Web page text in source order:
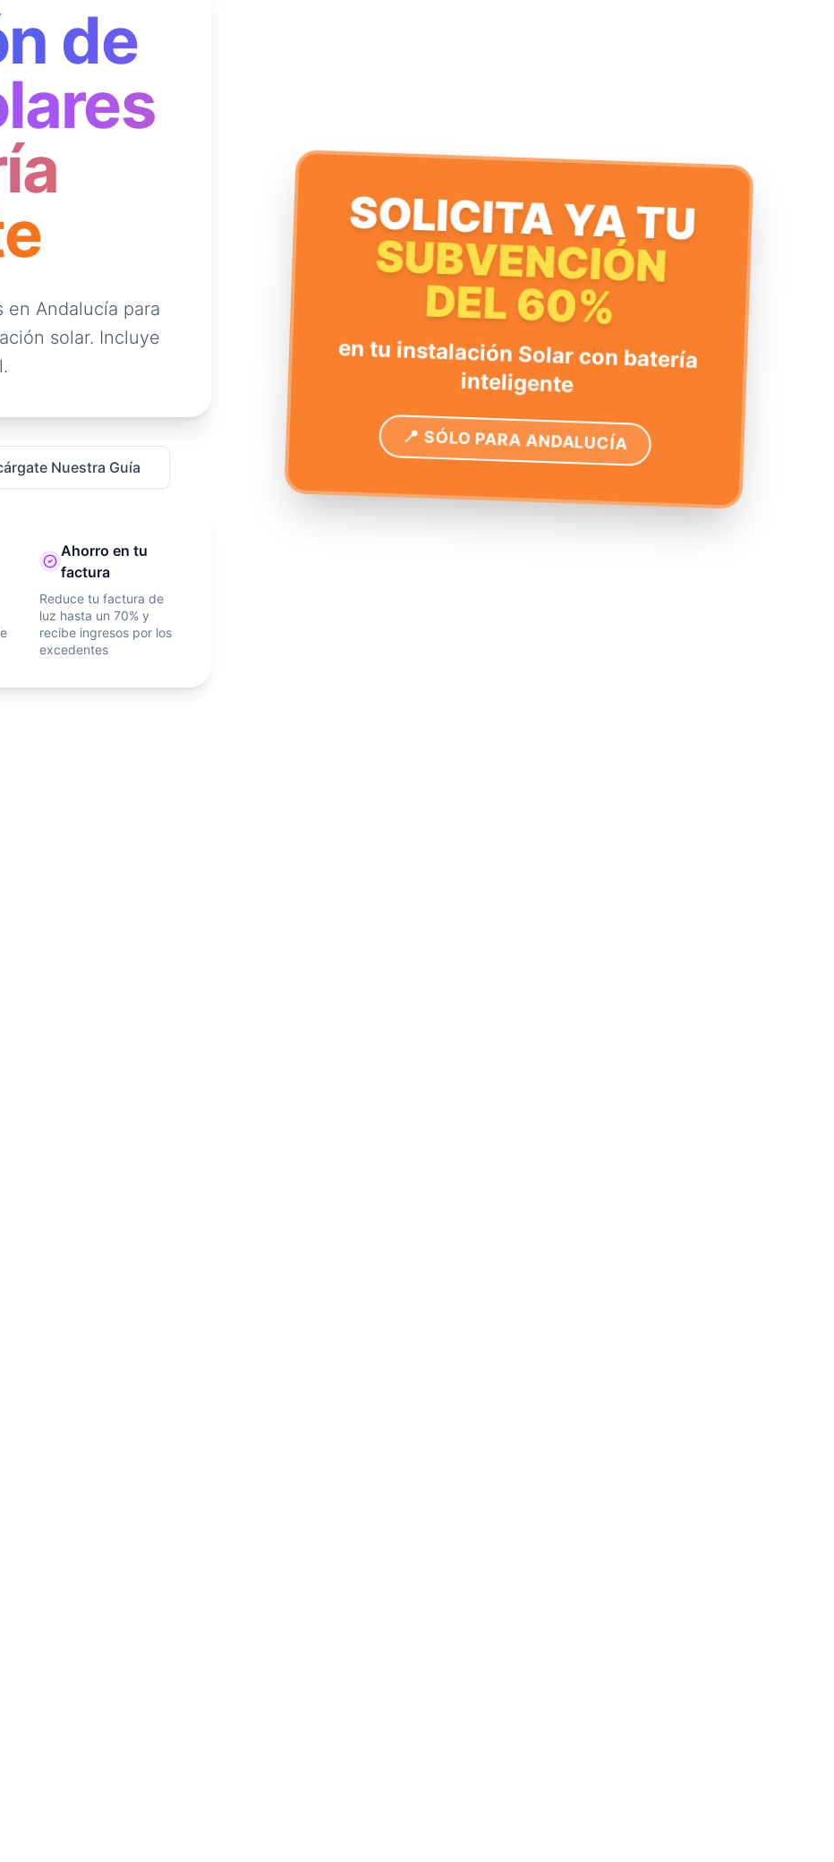
de
en Andalucía para
solar. Incluye
Nuestra Guía
Ahorro en tu
factura
Reduce tu factura de
luz hasta un 70% y
recibe ingresos por los
excedentes
SOLICITA YA TU
SUBVENCIÓN
DEL 60%
en tu instalación Solar con batería
inteligente
📍 SÓLO PARA ANDALUCÍA